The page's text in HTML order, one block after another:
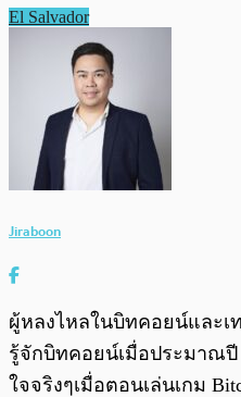
El Salvador
Jiraboon
ผู้หลงไหลในบิทคอยน์และเ
รู้จักบิทคอยน์เมื่อประมาณปี
ใจจริงๆเมื่อตอนเล่นเกม